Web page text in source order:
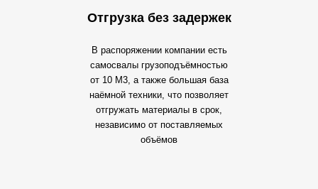
Отгрузка без задержек
В распоряжении компании есть
самосвалы грузоподъёмностью
от 10 М3, а также большая база
наёмной техники, что позволяет
отгружать материалы в срок,
независимо от поставляемых
объёмов